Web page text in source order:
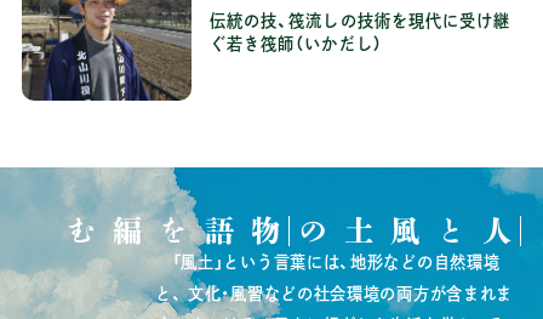
伝統の技、筏流しの技術を現代に受け継
ぐ若き筏師（いかだし）
人と風土の
物語を編む
「風土」という言葉には、地形などの自然環境
と、 文化・風習などの社会環境の両方が含まれま